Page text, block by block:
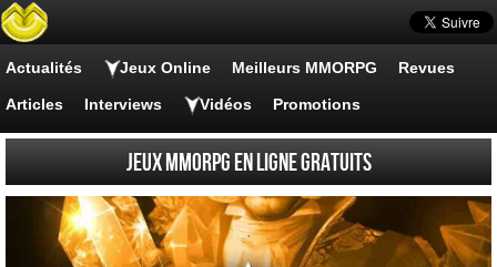
Actualités Jeux Online Meilleurs MMORPG Revues
Articles Interviews Vidéos Promotions
Jeux MMORPG en Ligne Gratuits